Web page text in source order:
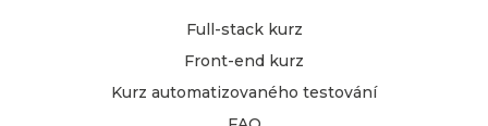
Full-stack kurz
Front-end kurz
Kurz automatizovaného testování